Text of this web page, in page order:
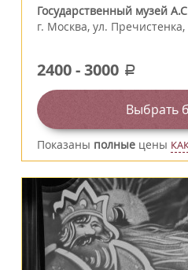
Государственный музей
г. Москва, ул.
2400-3000 a
Выбрать
Показаны полные цены